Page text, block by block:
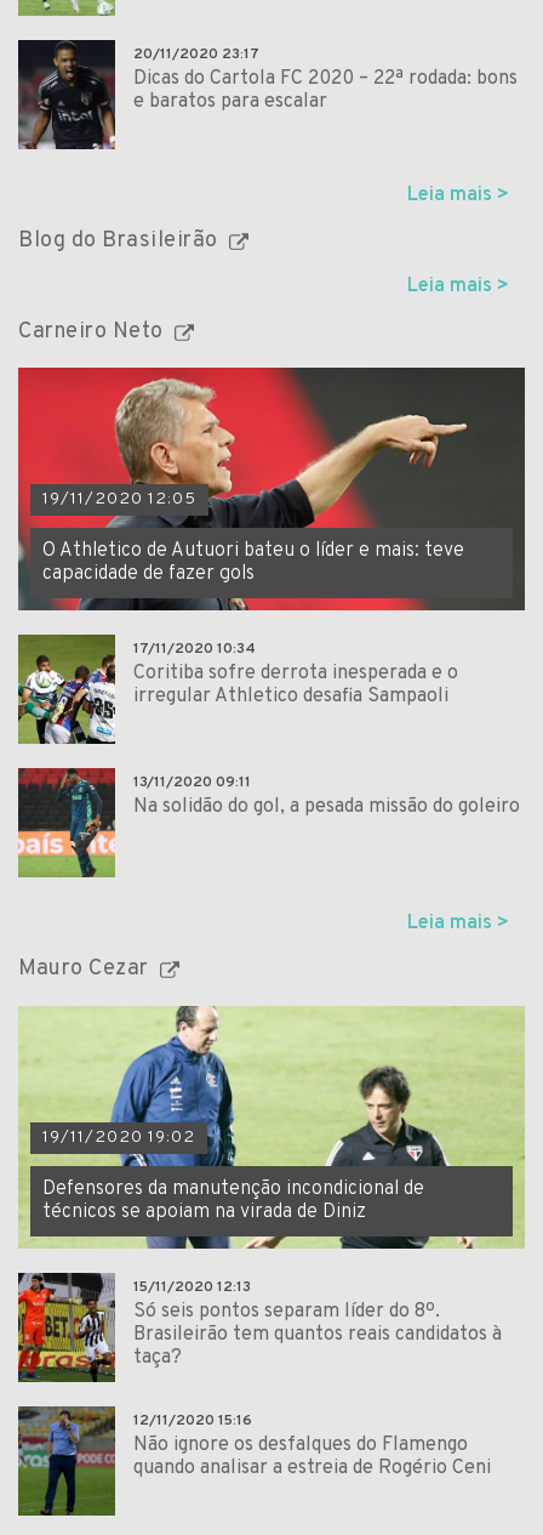
20/11/2020 23:17
Dicas do Cartola FC 2020 – 22ª rodada: bons
e baratos para escalar
Leia mais >
Blog do Brasileirão
Leia mais >
Carneiro Neto
19/11/2020 12:05
O Athletico de Autuori bateu o líder e mais: teve
capacidade de fazer gols
17/11/2020 10:34
Coritiba sofre derrota inesperada e o
irregular Athletico desafia Sampaoli
13/11/2020 09:11
Na solidão do gol, a pesada missão do goleiro
Leia mais >
Mauro Cezar
19/11/2020 19:02
Defensores da manutenção incondicional de
técnicos se apoiam na virada de Diniz
15/11/2020 12:13
Só seis pontos separam líder do 8º.
Brasileirão tem quantos reais candidatos à
taça?
12/11/2020 15:16
Não ignore os desfalques do Flamengo
quando analisar a estreia de Rogério Ceni